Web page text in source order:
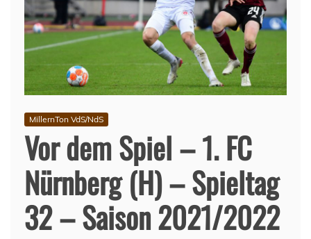
MillernTon VdS/NdS
Vor dem Spiel – 1. FC
Nürnberg (H) – Spieltag
32 – Saison 2021/2022